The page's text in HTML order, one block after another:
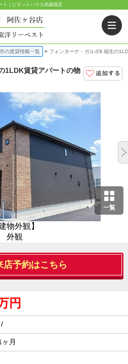
ト｜ピタットハウス武蔵境店
の賃貸情報一覧 フォンターナ・ガルボⅡ 福生の
1LDK賃貸アパートの物
一覧
物外観】
外観
店予約はこちら
円
月